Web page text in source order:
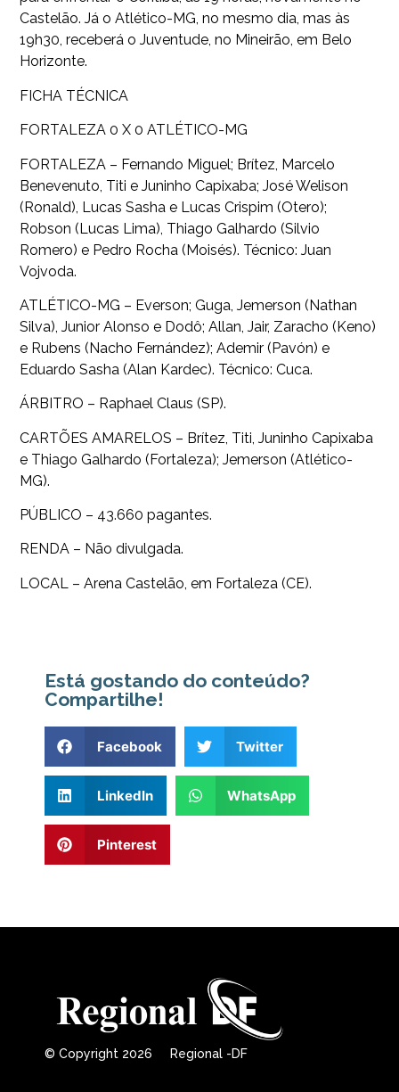
Castelão. Já o Atlético-MG, no mesmo dia, mas às
19h30, receberá o Juventude, no Mineirão, em Belo
Horizonte.
FICHA TÉCNICA
FORTALEZA 0 X 0 ATLÉTICO-MG
FORTALEZA – Fernando Miguel; Brítez, Marcelo
Benevenuto, Titi e Juninho Capixaba; José Welison
(Ronald), Lucas Sasha e Lucas Crispim (Otero);
Robson (Lucas Lima), Thiago Galhardo (Silvio
Romero) e Pedro Rocha (Moisés). Técnico: Juan
Vojvoda.
ATLÉTICO-MG – Everson; Guga, Jemerson (Nathan
Silva), Junior Alonso e Dodô; Allan, Jair, Zaracho (Keno)
e Rubens (Nacho Fernández); Ademir (Pavón) e
Eduardo Sasha (Alan Kardec). Técnico: Cuca.
ÁRBITRO – Raphael Claus (SP).
CARTÕES AMARELOS – Brítez, Titi, Juninho Capixaba
e Thiago Galhardo (Fortaleza); Jemerson (Atlético-
MG).
PÚBLICO – 43.660 pagantes.
RENDA – Não divulgada.
LOCAL – Arena Castelão, em Fortaleza (CE).
Está gostando do conteúdo?
Compartilhe!
Facebook Twitter
LinkedIn WhatsApp
Pinterest
© Copyright 2026 Regional -DF